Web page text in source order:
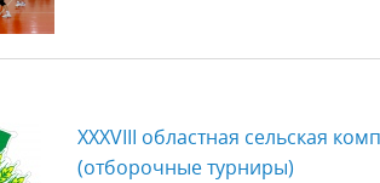
XXXVIII областная сельская
(отборочные турниры)